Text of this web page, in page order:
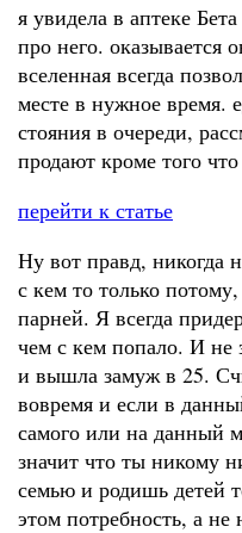
я увидела в аптеке
про него. оказывается
вселенная всегда
месте в нужное время.
стояния в очереди,
продают кроме того
перейти к статье
Ну вот правд, никогда
с кем то только
парней. Я всегда
чем с кем попало. И не
и вышла замуж в 25.
вовремя и если в
самого или на данный
значит что ты никому
семью и родишь детей
этом потребность, а не